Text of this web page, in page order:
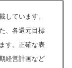
しています。
、各還元目標
す。正確な表
経営計画など